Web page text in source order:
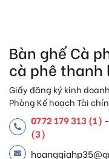
Bàn ghế Cà
cà phê thanh
Giấy đăng ký kinh
Phòng Kế hoạch Tài
0772 179 313 (1) -
(3)